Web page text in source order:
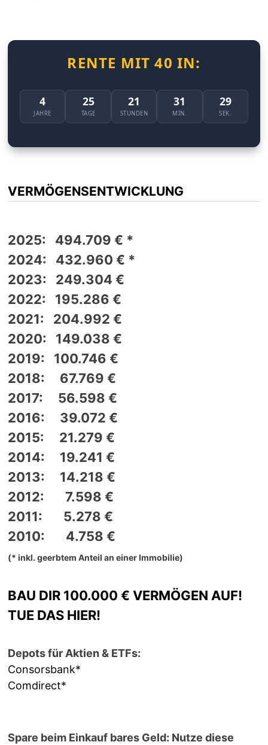
RENTE MIT 40 IN:
4
JAHRE
25
TAGE
21
STUNDEN
31
MIN.
29
SEK.
VERMÖGENSENTWICKLUNG
2025: 494.709 € *
2024: 432.960 € *
2023: 249.304 €
2022: 195.286 €
2021: 204.992 €
2020: 149.038 €
2019: 100.746 €
2018: 67.769 €
2017: 56.598 €
2016: 39.072 €
2015: 21.279 €
2014: 19.241 €
2013: 14.218 €
2012: 7.598 €
2011: 5.278 €
2010: 4.758 €
(* inkl. geerbtem Anteil an einer Immobilie)
BAU DIR 100.000 € VERMÖGEN AUF!
TUE DAS HIER!
Depots für Aktien & ETFs:
Consorsbank*
Comdirect*
Spare beim Einkauf bares Geld: Nutze diese